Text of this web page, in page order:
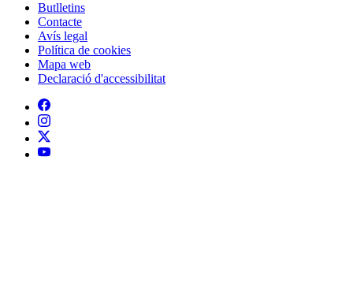
Peu
Butlletins
Contacte
Avís legal
Política de cookies
Mapa web
Declaració d'accessibilitat